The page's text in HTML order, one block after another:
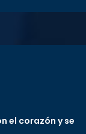
el corazón y se